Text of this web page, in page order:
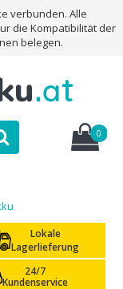
verbunden. Alle
die Kompatibilität der
belegen.
0
Lokale
Lagerlieferung
24/7
Kundenservice